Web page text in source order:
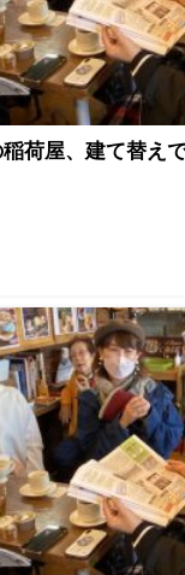
荷屋、建て替え